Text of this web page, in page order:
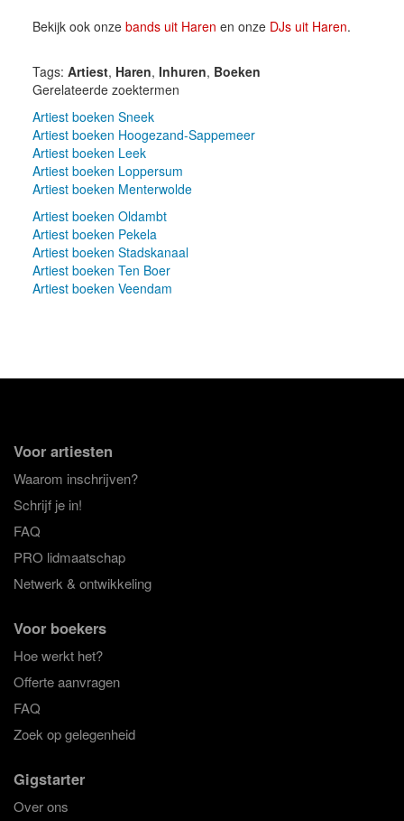
Bekijk ook onze bands uit Haren en onze DJs uit Haren.
Tags: Artiest, Haren, Inhuren, Boeken
Gerelateerde zoektermen
Artiest boeken Sneek
Artiest boeken Hoogezand-Sappemeer
Artiest boeken Leek
Artiest boeken Loppersum
Artiest boeken Menterwolde
Artiest boeken Oldambt
Artiest boeken Pekela
Artiest boeken Stadskanaal
Artiest boeken Ten Boer
Artiest boeken Veendam
Voor artiesten
Waarom inschrijven?
Schrijf je in!
FAQ
PRO lidmaatschap
Netwerk & ontwikkeling
Voor boekers
Hoe werkt het?
Offerte aanvragen
FAQ
Zoek op gelegenheid
Gigstarter
Over ons